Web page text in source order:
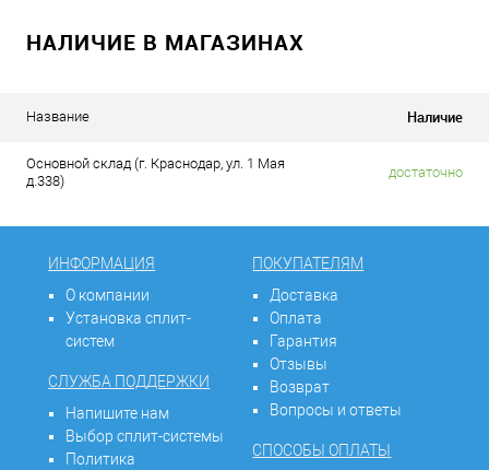
НАЛИЧИЕ В МАГАЗИНАХ
Название Наличие
Основной склад (г. Краснодар, ул. 1 Мая
д.338)
достаточно
ИНФОРМАЦИЯ
О компании
Установка сплит-
систем
СЛУЖБА ПОДДЕРЖКИ
Напишите нам
Выбор сплит-системы
Политика
ПОКУПАТЕЛЯМ
Доставка
Оплата
Гарантия
Отзывы
Возврат
Вопросы и ответы
СПОСОБЫ ОПЛАТЫ